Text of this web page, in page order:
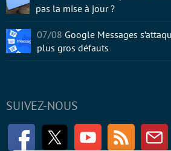
SUIVEZ-NOUS
FacebookTwitter Youtube RSS
pas la mise à jour ?
07/08 Google Messages
plus gros défauts